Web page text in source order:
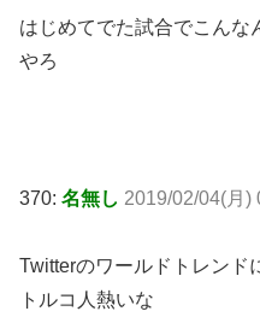
はじめてでた試合でこんな
やろ
370: 名無し 2019/02/04(月)
Twitterのワールドトレンド
トルコ人熱いな